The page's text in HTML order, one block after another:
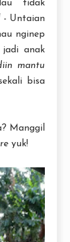
tidak
- Untaian
nginep
anak
mantu
bisa
Manggil
yuk!